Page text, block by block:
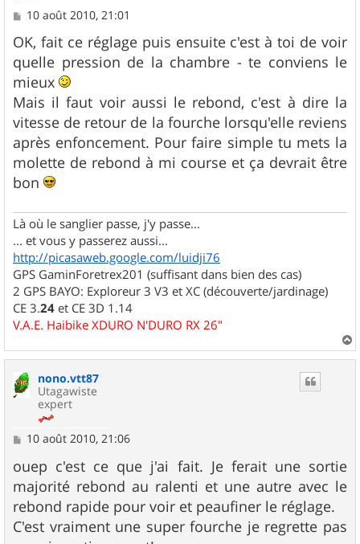
M
s
s
a
g
e
10 août 2010, 21:01
OK, fait ce réglage puis ensuite c'est à toi de voir
quelle pression de la chambre - te conviens le
mieux
Mais il faut voir aussi le rebond, c'est à dire la
vitesse de retour de la fourche lorsqu'elle reviens
après enfoncement. Pour faire simple tu mets la
molette de rebond à mi course et ça devrait être
bon
Là où le sanglier passe, j'y passe...
... et vous y passerez aussi...
http://picasaweb.google.com/luidji76
GPS GaminForetrex201 (suffisant dans bien des cas)
2 GPS BAYO: Exploreur 3 V3 et XC (découverte/jardinage)
CE 3.24 et CE 3D 1.14
V.A.E. Haibike XDURO N'DURO RX 26"
a
nono.vtt87
Utagawiste
expert
M
s
s
a
g
e
10 août 2010, 21:06
ouep c'est ce que j'ai fait. Je ferait une sortie
majorité rebond au ralenti et une autre avec le
rebond rapide pour voir et peaufiner le réglage.
C'est vraiment une super fourche je regrette pas